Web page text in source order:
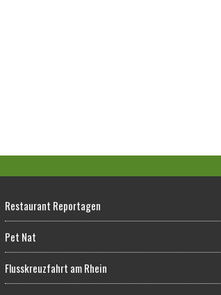
Restaurant Reportagen
Pet Nat
Flusskreuzfahrt am Rhein